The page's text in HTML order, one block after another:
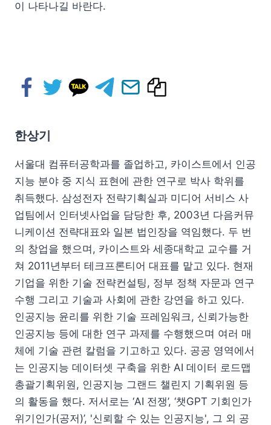
이 나타나길 바란다.
한상기
서울대 컴퓨터공학과를 졸업하고, 카이스트에서 인공
지능 분야 중 지식 표현에 관한 연구로 박사 학위를
취득했다. 삼성전자 전략기획실과 미디어 서비스 사
업팀에서 인터넷사업을 담당한 후, 2003년 다음커뮤
니케이션 전략대표와 일본 법인장을 역임했다. 두 번
의 창업을 했으며, 카이스트와 세종대학교 교수를 거
쳐 2011년부터 테크프론티어 대표를 맡고 있다. 현재
기업을 위한 기술 전략컨설팅, 정부 정책 자문과 연구
수행 그리고 기술과 사회에 관한 강연을 하고 있다.
인공지능 윤리를 위한 기술 프레임워크, 신뢰가능한
인공지능 등에 대한 연구 과제를 수행했으며 여러 매
체에 기술 관련 칼럼을 기고하고 있다. 공공 영역에서
는 인공지능 데이터셋 구축을 위한 AI 데이터 로드맵
총괄기획위원, 인공지능 그랜드 챌린지 기획위원 등
의 활동을 했다. 저서로는 ‘AI 전쟁’, ‘챗GPT 기회인가
위기인가(공저)’, '신뢰할 수 있는 인공지능', 그 외 공